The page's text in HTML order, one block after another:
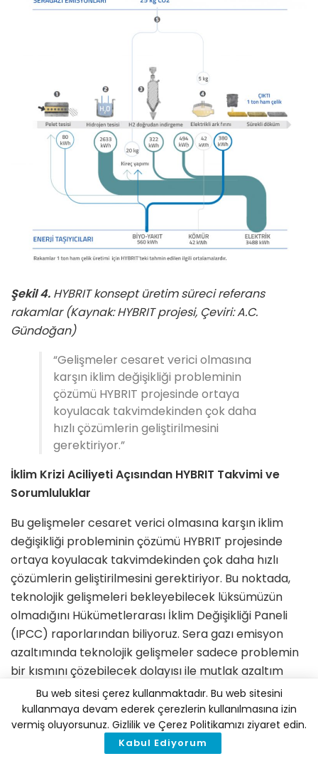
Şekil 4. HYBRIT konsept üretim süreci referans
rakamlar (Kaynak: HYBRIT projesi, Çeviri: A.C.
Gündoğan)
“Gelişmeler cesaret verici olmasına
karşın iklim değişikliği probleminin
çözümü HYBRIT projesinde ortaya
koyulacak takvimdekinden çok daha
hızlı çözümlerin geliştirilmesini
gerektiriyor.”
İklim Krizi Aciliyeti Açısından HYBRIT Takvimi ve
Sorumluluklar
Bu gelişmeler cesaret verici olmasına karşın iklim
değişikliği probleminin çözümü HYBRIT projesinde
ortaya koyulacak takvimdekinden çok daha hızlı
çözümlerin geliştirilmesini gerektiriyor. Bu noktada,
teknolojik gelişmeleri bekleyebilecek lüksümüzün
olmadığını Hükümetlerarası İklim Değişikliği Paneli
(IPCC) raporlarından biliyoruz. Sera gazı emisyon
azaltımında teknolojik gelişmeler sadece problemin
bir kısmını çözebilecek dolayısı ile mutlak azaltım
tedbirlerinin (tüketimin azalması, enerji ve kaynak
verimliliğinin sağlanması, tüm süreçlerde
elektrifikasyon ve elektrik üretiminin tamamen fosil
yakıtlardan bağımsız hale getirilmesi) aciliyetle
Bu web sitesi çerez kullanmaktadır. Bu web sitesini
kullanmaya devam ederek çerezlerin kullanılmasına izin
vermiş oluyorsunuz. Gizlilik ve Çerez Politikamızı ziyaret edin.
Kabul Ediyorum